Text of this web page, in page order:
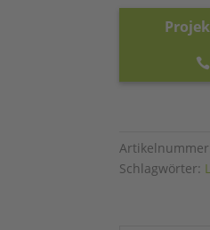
Artikelnummer:
Schlagwörter: